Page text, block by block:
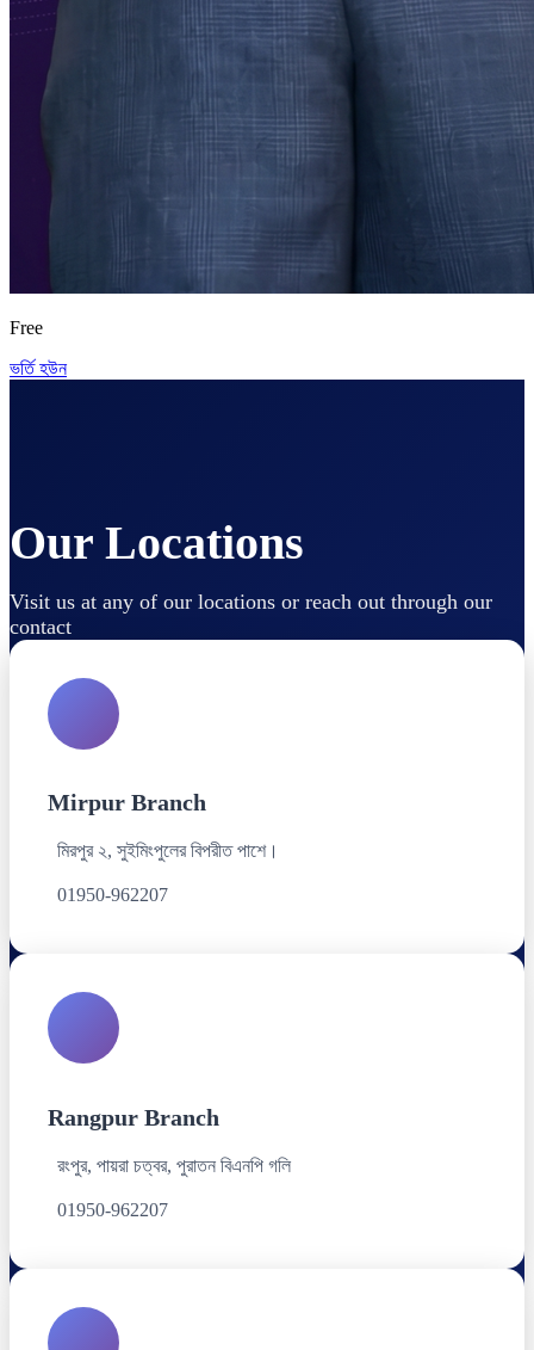
Free
ভর্তি হউন
Our Locations
Visit us at any of our locations or reach out through our
contact
Mirpur Branch
মিরপুর ২, সুইমিংপুলের বিপরীত পাশে।
01950-962207
Rangpur Branch
রংপুর, পায়রা চত্বর, পুরাতন বিএনপি গলি
01950-962207